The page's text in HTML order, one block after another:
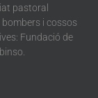
pastoral
i cossos
Fundació de